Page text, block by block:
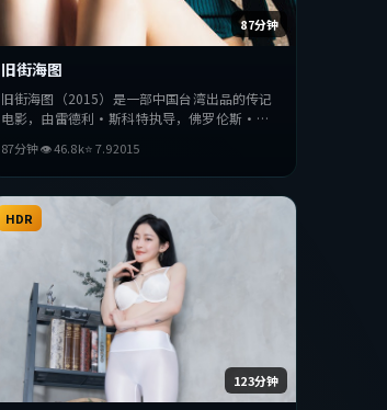
87分钟
旧街海图
旧街海图（2015）是一部中国台湾出品的传记
电影，由雷德利·斯科特执导，佛罗伦斯·
上力求突破，探讨人性与抉择，节奏张弛有度，
适合喜欢该类型的观众完整观看。
87分钟👁46.8k⭐7.92015
123分钟
HDR